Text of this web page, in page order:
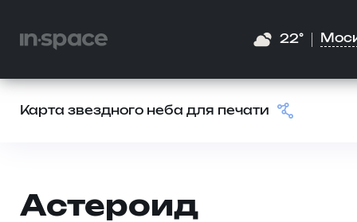
22°
Карта звездного неба для печати
Астероид